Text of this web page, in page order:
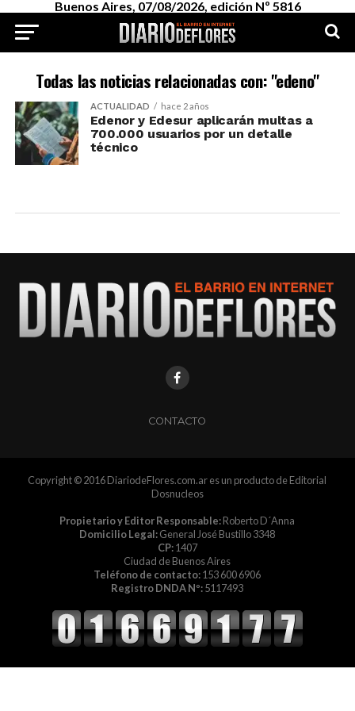
Buenos Aires, 07/08/2026, edición Nº 5816
Todas las noticias relacionadas con: "edeno"
ACTUALIDAD hace 2 años
Edenor y Edesur aplicarán multas a
700.000 usuarios por un detalle
técnico
CONTACTO
Copyright © 2016 DiariodeFlores.com.ar es un producto de Editorial
Dosnucleos
Propietario y Editor Responsable:Roberto D´Anna
Domicilio Legal:General José Bustillo 3348
CP:1407
Ciudad de Buenos Aires
Teléfono de contacto:153 600 6906
Registro DNDA Nº:5117493